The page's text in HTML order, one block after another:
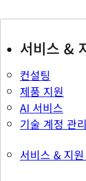
서비스 &
컨설팅
제품 지원
AI 서비스
기술 계정 관리
서비스 & 지